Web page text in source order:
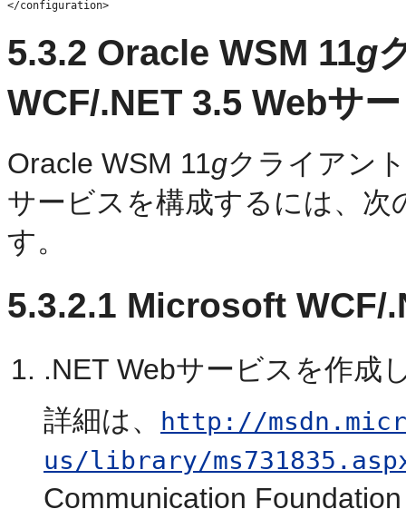
5.3.2 Oracle WSM 11g
WCF/.NET 3.5 Webサ
Oracle WSM 11gクライアン
サービスを構成するには、
す。
5.3.2.1 Microsoft WCF/
.NET Webサービスを作成
詳細は、
http://
us/library/
Communication